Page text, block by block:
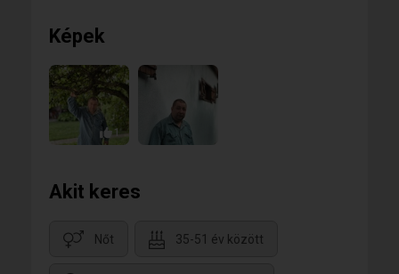
Képek
1
Akit keres
Nőt 35-51 év között